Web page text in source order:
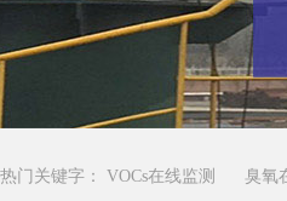
热门关键字： VOCs在线监测 臭氧